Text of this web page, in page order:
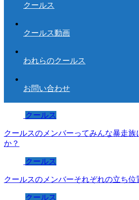
クールス
クールス動画
われらのクールス
お問い合わせ
クールス
クールスのメンバーってみんな暴走
か？
クールス
クールスのメンバーそれぞれの立ち位
クールス